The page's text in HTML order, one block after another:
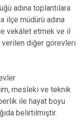
adına toplantılara
ilçe müdürü adına
vekâlet etmek ve il
verilen diğer görevleri
mesleki ve teknik
ile hayat boyu
belirtilmiştir.